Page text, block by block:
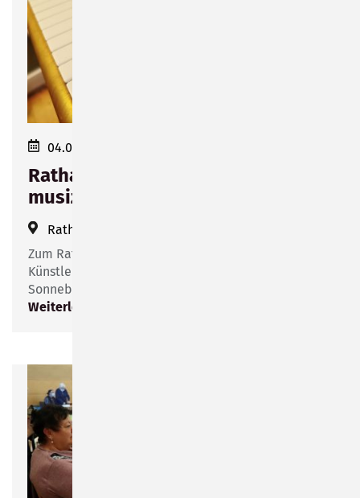
04.03.2023 19:00
Rathauskonzert "Jugend
musiziert"
Rathaus Sonneberg
Zum Rathauskonzert gibt es die Möglichkeit, jungen
Künstlern der Musikschule des Landkreises
Sonneberg im großen Sitzungssaal zuzuhören.
Weiterlesen